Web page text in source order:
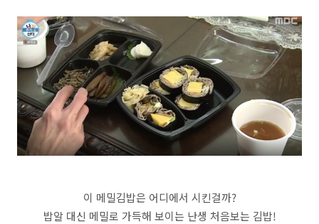
이 메밀김밥은 어디에서 시킨걸까?
밥알 대신 메밀로 가득해 보이는 난생 처음보는 김밥!